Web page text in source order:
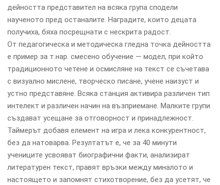
дейността представител на всяка група сподели
наученото пред останалите. Наградите, които децата
получиха, бяха посрещнати с нескрита радост.
От педагогическа и методическа гледна точка дейността
е пример за т.нар. смесено обучение — модел, при който
традиционното четене и осмисляне на текст се съчетава
с визуално мислене, творческо писане, учене наизуст и
устно представяне. Всяка станция активира различен тип
интелект и различен начин на възприемане. Малките групи
създават усещане за отговорност и принадлежност.
Таймерът добавя елемент на игра и лека конкурентност,
без да натоварва. Резултатът е, че за 40 минути
учениците усвояват биографични факти, анализират
литературен текст, правят връзки между миналото и
настоящето и запомнят стихотворение, без да усетят, че